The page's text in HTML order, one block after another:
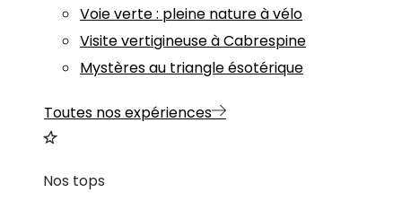
Voie verte : pleine nature à vélo
Visite vertigineuse à Cabrespine
Mystères au triangle ésotérique
Toutes nos expériences
Nos tops